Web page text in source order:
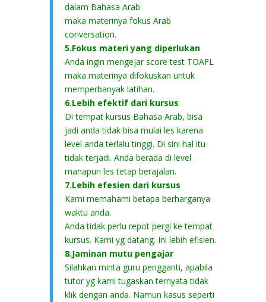
dalam Bahasa Arab
maka materinya fokus Arab
conversation.
5.Fokus materi yang diperlukan
Anda ingin mengejar score test TOAFL
maka materinya difokuskan untuk
memperbanyak latihan.
6.Lebih efektif dari kursus
Di tempat kursus Bahasa Arab, bisa
jadi anda tidak bisa mulai les karena
level anda terlalu tinggi. Di sini hal itu
tidak terjadi. Anda berada di level
manapun les tetap berajalan.
7.Lebih efesien dari kursus
Kami memahami betapa berharganya
waktu anda.
Anda tidak perlu repot pergi ke tempat
kursus. Kami yg datang. Ini lebih efisien.
8.Jaminan mutu pengajar
Silahkan minta guru pengganti, apabila
tutor yg kami tugaskan ternyata tidak
klik dengan anda. Namun kasus seperti